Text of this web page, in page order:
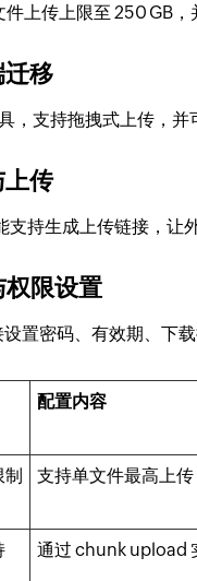
上传上限至 250 GB
移
，支持拖拽式上传，并
上传
支持生成上传链接，让
限设置
置密码、有效期、下
配置内容
制 支持单文件最高上
通过 chunk upload